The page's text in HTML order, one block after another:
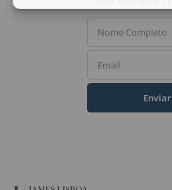
Nome Completo
Email
Enviar